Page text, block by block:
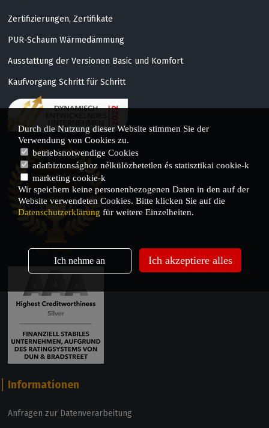
NELSON OAK
OKAPI WALNUT
GOLDEN OAK
LIGHT GREY
SONOMA OAK
VOLCANIC BLACK
ASTI 1
Zertifizierungen, Zertifikate
PUR-Schaum Wärmedämmung
Ausstattung der Versionen Basic und Komfort
Kaufvorgang Schritt für Schritt
Informationen
Anfragen zur Datenverarbeitung
Durch die Nutzung dieser Website stimmen Sie der
Verwendung von Cookies zu.
betriebsnotwendige Cookies
adatbiztonsághoz nélkülözhetetlen és statisztikai cookie-k
marketing cookie-k
Wir speichern keine personenbezogenen Daten in den auf der
Website verwendeten Cookies. Bitte klicken Sie auf die
Datenschutzerklärung für weitere Einzelheiten.
Ich nehme an Ich akzeptiere alles